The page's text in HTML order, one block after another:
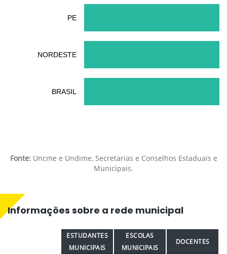
PE
NORDESTE
BRASIL
Fonte:Uncme e Undime, Secretarias e Conselhos Estaduais e
Municipais.
Informações sobre a rede municipal
ESTUDANTES
MUNICIPAIS
ESCOLAS
MUNICIPAIS
DOCENTES